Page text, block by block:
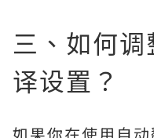
三、如何
译设置？